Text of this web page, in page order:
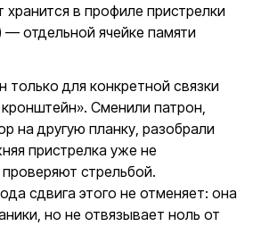
хранится в профиле пристрелки
отдельной ячейке памяти
только для конкретной связки
Сменили патрон,
на другую планку, разобрали
пристрелка уже не
стрельбой.
сдвига этого не отменяет: она
но не отвязывает ноль от